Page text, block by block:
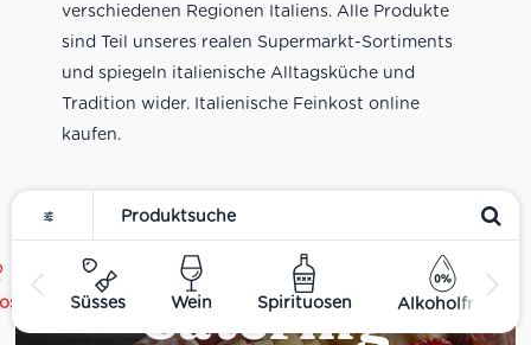
Süsses Wein Spirituosen Alkoholfrei
verschiedenen Regionen Italiens. Alle Produkte
sind Teil unseres realen Supermarkt-Sortiments
und spiegeln italienische Alltagsküche und
Tradition wider. Italienische Feinkost online
kaufen.
Catering